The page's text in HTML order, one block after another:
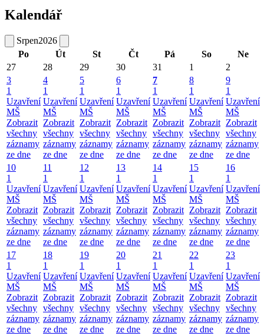
Kalendář
Srpen2026
Po
Út St Čt Pá So
Ne
27
28 29 30 31 1
2
3
1
Uzavření
MŠ
Zobrazit
všechny
záznamy
ze dne
4
1
Uzavření
MŠ
Zobrazit
všechny
záznamy
ze dne
5
1
Uzavření
MŠ
Zobrazit
všechny
záznamy
ze dne
6
1
Uzavření
MŠ
Zobrazit
všechny
záznamy
ze dne
7
1
Uzavření
MŠ
Zobrazit
všechny
záznamy
ze dne
8
1
Uzavření
MŠ
Zobrazit
všechny
záznamy
ze dne
9
1
Uzavření
MŠ
Zobrazit
všechny
záznamy
ze dne
10
1
Uzavření
MŠ
Zobrazit
všechny
záznamy
ze dne
11
1
Uzavření
MŠ
Zobrazit
všechny
záznamy
ze dne
12
1
Uzavření
MŠ
Zobrazit
všechny
záznamy
ze dne
13
1
Uzavření
MŠ
Zobrazit
všechny
záznamy
ze dne
14
1
Uzavření
MŠ
Zobrazit
všechny
záznamy
ze dne
15
1
Uzavření
MŠ
Zobrazit
všechny
záznamy
ze dne
16
1
Uzavření
MŠ
Zobrazit
všechny
záznamy
ze dne
17
1
Uzavření
MŠ
Zobrazit
všechny
záznamy
ze dne
18
1
Uzavření
MŠ
Zobrazit
všechny
záznamy
ze dne
19
1
Uzavření
MŠ
Zobrazit
všechny
záznamy
ze dne
20
1
Uzavření
MŠ
Zobrazit
všechny
záznamy
ze dne
21
1
Uzavření
MŠ
Zobrazit
všechny
záznamy
ze dne
22
1
Uzavření
MŠ
Zobrazit
všechny
záznamy
ze dne
23
1
Uzavření
MŠ
Zobrazit
všechny
záznamy
ze dne